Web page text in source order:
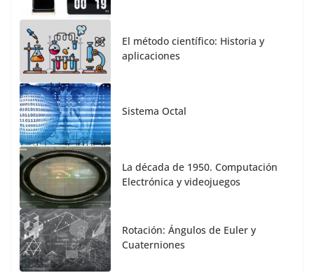
El método científico: Historia y
aplicaciones
Sistema Octal
La década de 1950. Computación
Electrónica y videojuegos
Rotación: Ángulos de Euler y
Cuaterniones